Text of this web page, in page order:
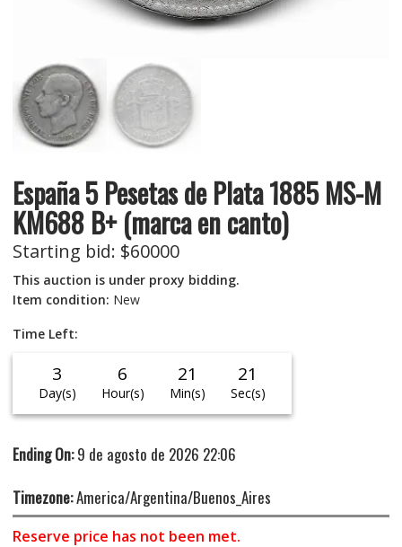
España 5 Pesetas de Plata 1885 MS-M
KM688 B+ (marca en canto)
Starting bid: $60000
This auction is under proxy bidding.
Item condition: New
Time Left:
3
Day(s)
6
Hour(s)
21
Min(s)
21
Sec(s)
Ending On:9 de agosto de 2026 22:06
Timezone:America/Argentina/Buenos_Aires
Reserve price has not been met.